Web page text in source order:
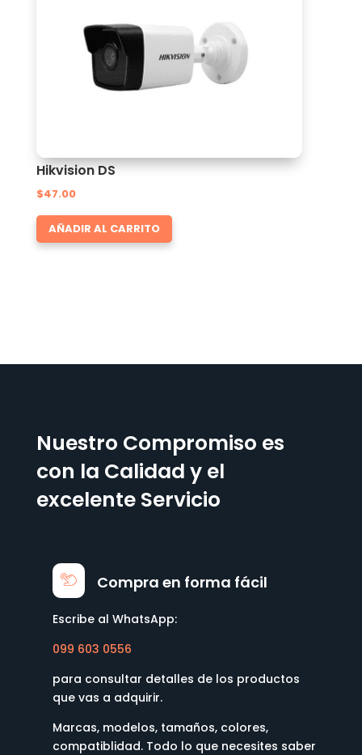
Hikvision DS
$47.00
AÑADIR AL CARRITO
Nuestro Compromiso es
con la Calidad y el
excelente Servicio
Compra en forma fácil
Escribe al WhatsApp:
099 603 0556
para consultar detalles de los productos
que vas a adquirir.
Marcas, modelos, tamaños, colores,
compatiblidad. Todo lo que necesites saber